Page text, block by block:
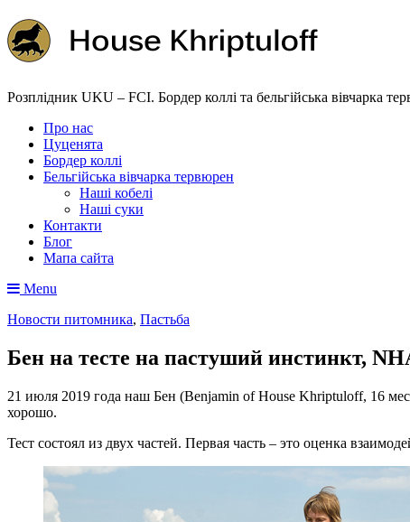
Розплідник UKU – FCI. Бордер коллі та бельгійська вівчарка
Про нас
Цуценята
Бордер коллі
Бельгійська вівчарка тервюрен
Наші кобелі
Наші суки
Контакти
Блог
Мапа сайта
Menu
Новости питомника, Пастьба
Бен на тесте на пастуший инстинкт,
21 июля 2019 года наш Бен (Benjamin of House Khriptuloff, 16
хорошо.
Тест состоял из двух частей. Первая часть – это оценка